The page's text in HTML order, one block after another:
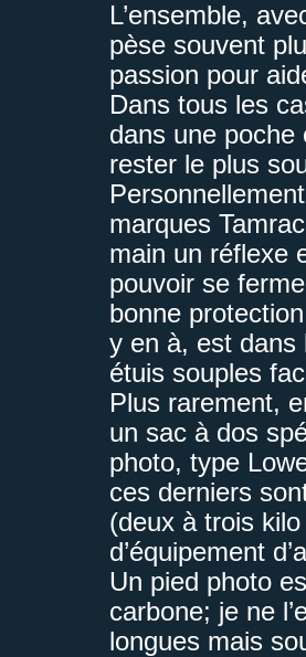
L’ensemble,
pèse souvent
passion pour
Dans tous les
dans une poche
rester le plus
marques
main un réflexe
pouvoir se
bonne
y en à, est dans
étuis souples
Plus rarement,
un sac à dos
photo, type
ces derniers
(deux à trois
d’équipement
Un pied photo
carbone; je ne
longues mais